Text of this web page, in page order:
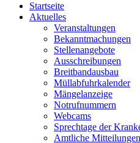
Startseite
Aktuelles
Veranstaltungen
Bekanntmachungen
Stellenangebote
Ausschreibungen
Breitbandausbau
Müllabfuhrkalender
Mängelanzeige
Notrufnummern
Webcams
Sprechtage der
Amtliche Mitteilungen